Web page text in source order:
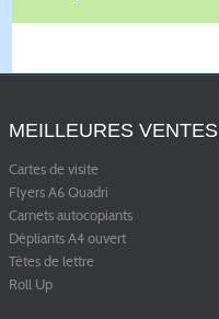
MEILLEURES VENTES
Cartes de visite
Flyers A6 Quadri
Carnets autocopiants
Dépliants A4 ouvert
Têtes de lettre
Roll Up